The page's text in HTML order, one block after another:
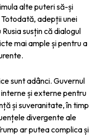
alte puteri să-și
adepții unei
susțin că dialogul
mai ample și pentru a
sunt adânci. Guvernul
și externe pentru
și suveranitate, în timp
divergente ale
ar putea complica și